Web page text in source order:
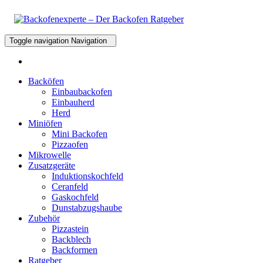
Toggle navigation Navigation
Backöfen
Einbaubackofen
Einbauherd
Herd
Miniöfen
Mini Backofen
Pizzaofen
Mikrowelle
Zusatzgeräte
Induktionskochfeld
Ceranfeld
Gaskochfeld
Dunstabzugshaube
Zubehör
Pizzastein
Backblech
Backformen
Ratgeber